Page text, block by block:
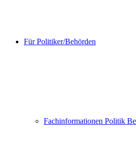
Für Politiker/Behörden
Fachinformationen Politik